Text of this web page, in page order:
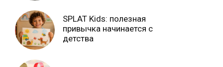
SPLAT Kids: полезная
привычка начинается с
детства